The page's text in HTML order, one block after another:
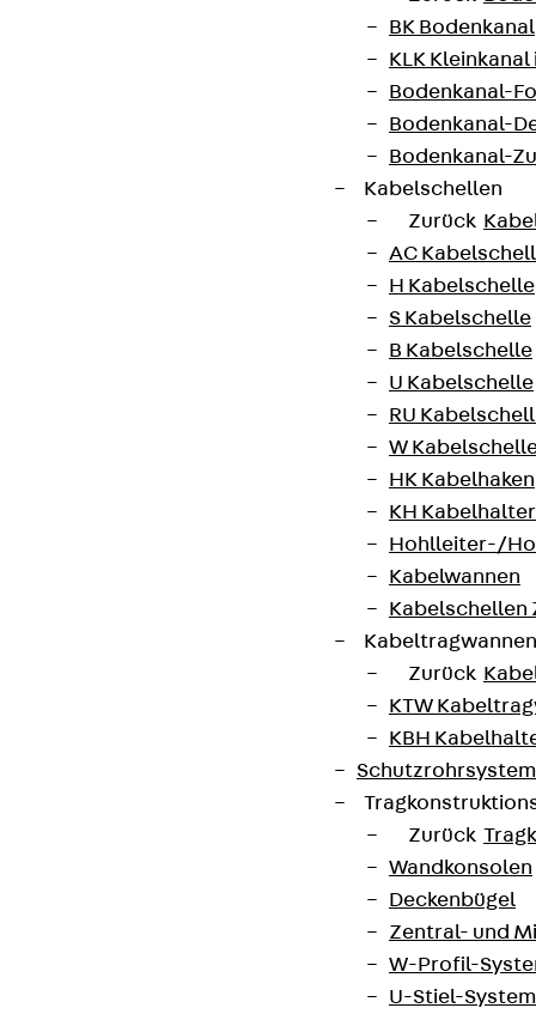
BK Bodenkanal
KLK
Bodenkanal-
Bodenkanal-
Bodenkanal-
Kabelschellen
Zurück
AC
H Kabelschelle
S Kabelschelle
B Kabelschelle
U Kabelschelle
RU
W
HK Kabelhaken
KH Kabelhalter
Hohlleiter-/
Kabelwannen
Kabelschellen
Zurück
KTW
KBH
Zurück
Wandkonsolen
Deckenbügel
Zentral- und
W-Profil-
U-Stiel-System